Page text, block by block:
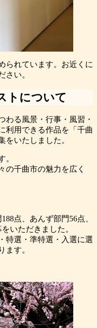
られています。お近くに
さい。
トについて
わる風景・行事・風習・
利用できる作品を「千曲
をいたしました。
。
千曲市の魅力を広く
点、あんず部門56点、
いただきました。
特選・準特選・入選に選
ます。